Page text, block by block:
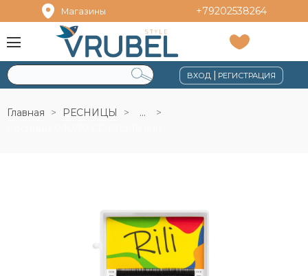
Магазины +79202538264
ВХОД |РЕГИСТРАЦИЯ
Главная РЕСНИЦЫ
...